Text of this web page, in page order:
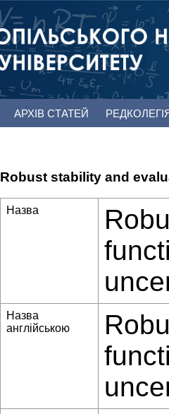
АРХІВ СТАТЕЙ
Robust stability and
Назва
Назва
англійською